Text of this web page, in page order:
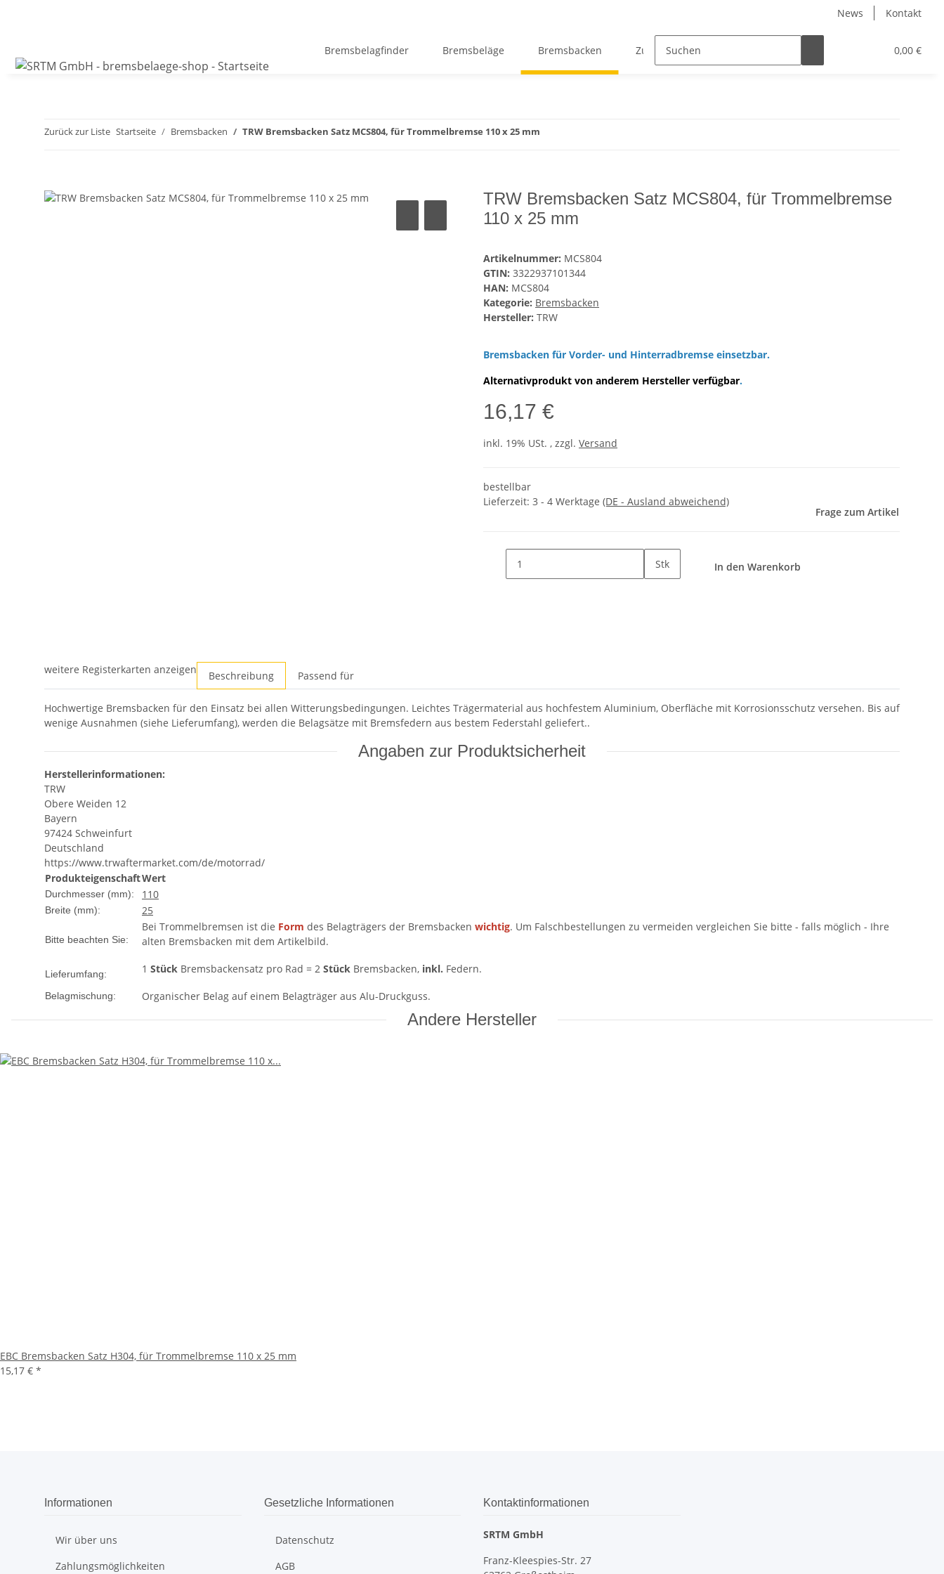
News Kontakt
0,00 €
Bremsbelagfinder Bremsbeläge Bremsbacken Zubehör
Zurück zur Liste Startseite Bremsbacken TRW Bremsbacken Satz MCS804, für Trommelbremse 110 x 25 mm
TRW Bremsbacken Satz MCS804, für Trommelbremse
110 x 25 mm
Artikelnummer: MCS804
GTIN: 3322937101344
HAN: MCS804
Kategorie: Bremsbacken
Hersteller: TRW
Bremsbacken für Vorder- und Hinterradbremse einsetzbar.
Alternativprodukt von anderem Hersteller verfügbar.
16,17 €
inkl. 19% USt. , zzgl. Versand
bestellbar
Lieferzeit: 3 - 4 Werktage (DE - Ausland abweichend)
Frage zum Artikel
Stk In den Warenkorb
weitere Registerkarten anzeigen Beschreibung Passend für
Hochwertige Bremsbacken für den Einsatz bei allen Witterungsbedingungen. Leichtes Trägermaterial aus hochfestem Aluminium, Oberfläche mit Korrosionsschutz versehen. Bis auf
wenige Ausnahmen (siehe Lieferumfang), werden die Belagsätze mit Bremsfedern aus bestem Federstahl geliefert..
Angaben zur Produktsicherheit
Herstellerinformationen:
TRW
Obere Weiden 12
Bayern
97424 Schweinfurt
Deutschland
https://www.trwaftermarket.com/de/motorrad/
ProdukteigenschaftWert
Durchmesser (mm): 110
Breite (mm): 25
Bitte beachten Sie:
Bei Trommelbremsen ist die Form des Belagträgers der Bremsbacken wichtig. Um Falschbestellungen zu vermeiden vergleichen Sie bitte - falls möglich - Ihre
alten Bremsbacken mit dem Artikelbild.
Lieferumfang: 1 Stück Bremsbackensatz pro Rad = 2 Stück Bremsbacken, inkl. Federn.
Belagmischung: Organischer Belag auf einem Belagträger aus Alu-Druckguss.
Andere Hersteller
EBC Bremsbacken Satz H304, für Trommelbremse 110 x 25 mm
15,17 € *
Informationen
Wir über uns
Zahlungsmöglichkeiten
Gesetzliche Informationen
Datenschutz
AGB
Kontaktinformationen
SRTM GmbH
Franz-Kleespies-Str. 27